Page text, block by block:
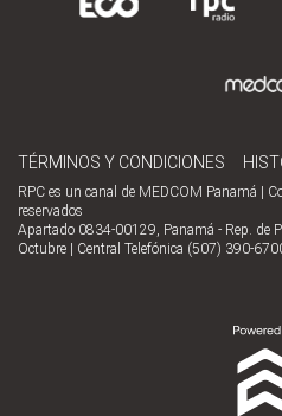
TÉRMINOS Y CONDICIONES
RPC es un canal de MEDCOM Panamá |
reservados
Apartado 0834-00129, Panamá - Rep. de
Octubre | Central Telefónica (507) 390-